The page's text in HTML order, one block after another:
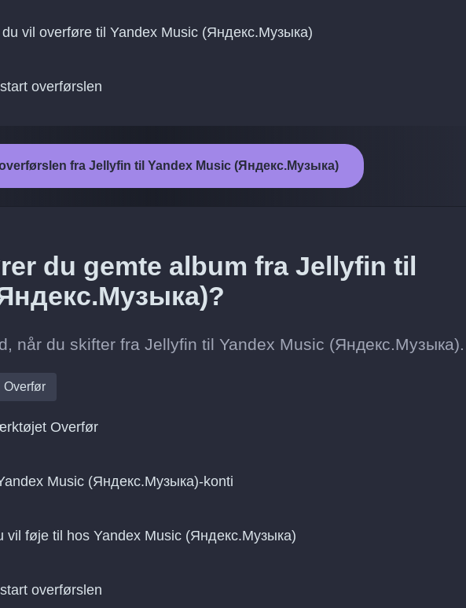
vil overføre til Yandex Music (Яндекс.Музыка)
overførslen
fra Jellyfin til Yandex Music (Яндекс.Музыка)
du gemte album fra Jellyfin til
når du skifter fra Jellyfin til Yandex Music (Яндекс.Музыка).
Overfør
Overfør
Music (Яндекс.Музыка)-konti
føje til hos Yandex Music (Яндекс.Музыка)
overførslen